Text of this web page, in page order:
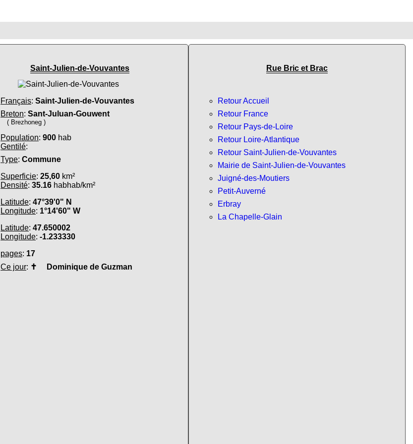
Saint-Julien-de-Vouvantes
Français: Saint-Julien-de-Vouvantes
Breton: Sant-Juluan-Gouwent
( Brezhoneg )
Population: 900 hab
Gentilé:
Type: Commune
Superficie: 25,60 km²
Densité: 35.16 habhab/km²
Latitude: 47°39'0" N
Longitude: 1°14'60" W
Latitude: 47.650002
Longitude: -1.233330
pages: 17
Ce jour: ✝ Dominique de Guzman
Rue Bric et Brac
Retour Accueil
Retour France
Retour Pays-de-Loire
Retour Loire-Atlantique
Retour Saint-Julien-de-Vouvantes
Mairie de Saint-Julien-de-Vouvantes
Juigné-des-Moutiers
Petit-Auverné
Erbray
La Chapelle-Glain